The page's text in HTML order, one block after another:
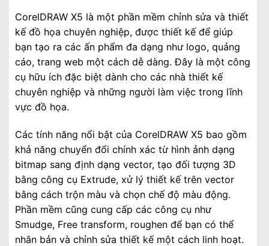
CorelDRAW X5 là một phần mềm chỉnh sửa và thiết
kế đồ họa chuyên nghiệp, được thiết kế để giúp
bạn tạo ra các ấn phẩm đa dạng như logo, quảng
cáo, trang web một cách dễ dàng. Đây là một công
cụ hữu ích đặc biệt dành cho các nhà thiết kế
chuyên nghiệp và những người làm việc trong lĩnh
vực đồ họa.
Các tính năng nổi bật của CorelDRAW X5 bao gồm
khả năng chuyển đổi chính xác từ hình ảnh dạng
bitmap sang định dạng vector, tạo đối tượng 3D
bằng công cụ Extrude, xử lý thiết kế trên vector
bằng cách trộn màu và chọn chế độ màu động.
Phần mềm cũng cung cấp các công cụ như
Smudge, Free transform, roughen để bạn có thể
nhân bản và chỉnh sửa thiết kế một cách linh hoạt.